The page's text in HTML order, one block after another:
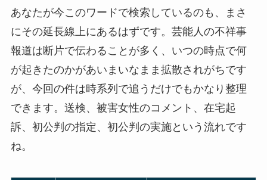
あなたが今このワードで検索しているのも、まさ
にその延長線上にあるはずです。芸能人の不祥事
報道は断片で伝わることが多く、いつの時点で何
が起きたのかがあいまいなまま拡散されがちです
が、今回の件は時系列で追うだけでもかなり整理
できます。送検、被害女性のコメント、在宅起
訴、初公判の指定、初公判の実施という流れです
ね。